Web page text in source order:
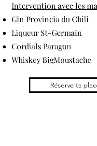
Intervention avec les
Gin Provincia du Chili
Liqueur St-Germain
Cordials Paragon
Whiskey BigMoustache
Réserve ta